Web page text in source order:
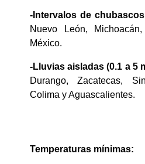
-Intervalos de
Nuevo León,
México.
-Lluvias aisladas (0.1 a 5
Durango, Zacatecas,
Colima y Aguascalientes.
Temperaturas mínimas: